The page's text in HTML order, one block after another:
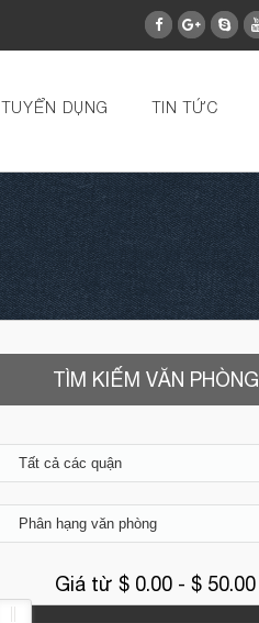
TUYỂN DỤNG TIN TỨC
TÌM KIẾM VĂN PHÒNG
Giá từ $ 0.00 - $ 50.00